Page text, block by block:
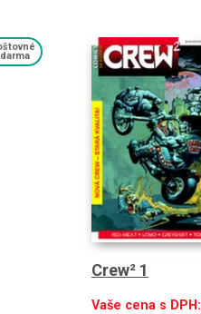
Crew² 1
Vaše cena s DPH: